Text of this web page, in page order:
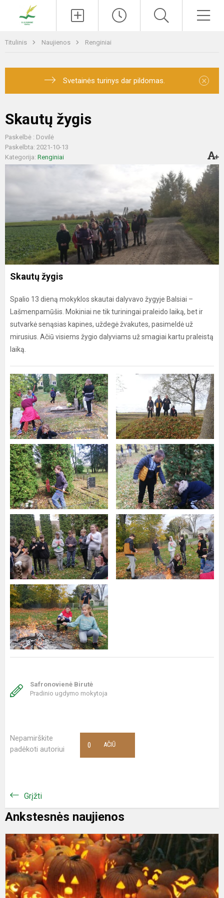
Titulinis Naujienos Renginiai
Svetainės turinys dar pildomas. ×
Skautų žygis
Paskelbė : Dovilė
Paskelbta: 2021-10-13
Kategorija: Renginiai
Skautų žygis
Spalio 13 dieną mokyklos skautai dalyvavo žygyje Balsiai –
Lašmenpamūšis. Mokiniai ne tik turiningai praleido laiką, bet ir
sutvarkė senąsias kapines, uždegė žvakutes, pasimeldė už
mirusius. Ačiū visiems žygio dalyviams už smagiai kartu praleistą
laiką.
Safronovienė Birutė
Pradinio ugdymo mokytoja
Nepamirškite
padėkoti autoriui
AČIŪ
0
Grįžti
Ankstesnės naujienos